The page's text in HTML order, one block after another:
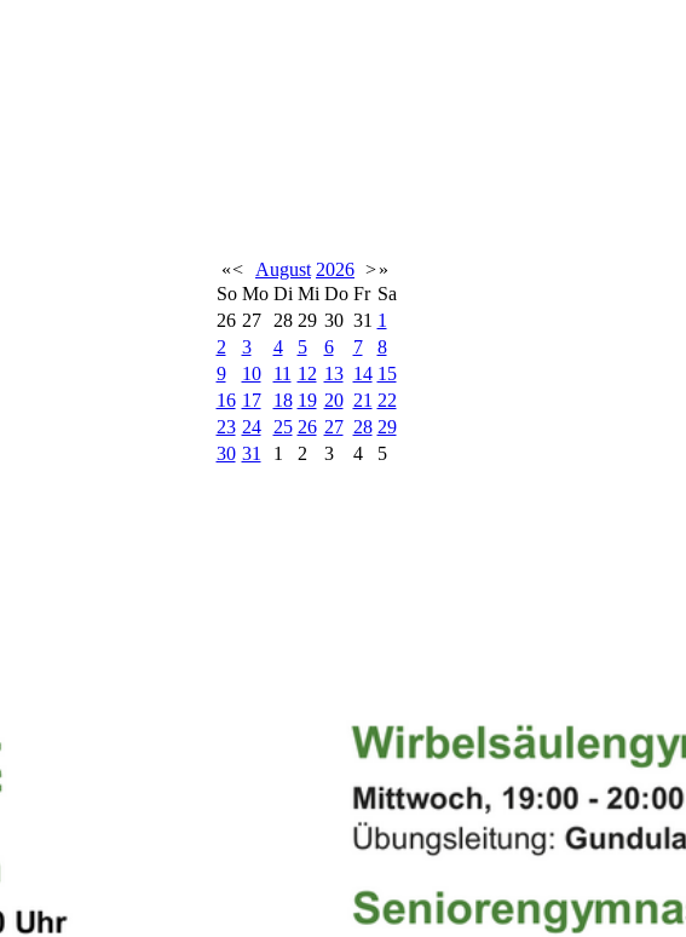
«< August 2026 >»
So Mo Di Mi Do Fr Sa
26 27 28 29 30 31 1
2
3 4 5 6 7
8
9
10 11 12 13 14 15
16 17 18 19 20 21 22
23 24 25 26 27 28 29
30 31 1 2 3 4 5